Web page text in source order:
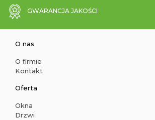
GWARANCJA JAKOŚCI
O nas
O firmie
Kontakt
Oferta
Okna
Drzwi